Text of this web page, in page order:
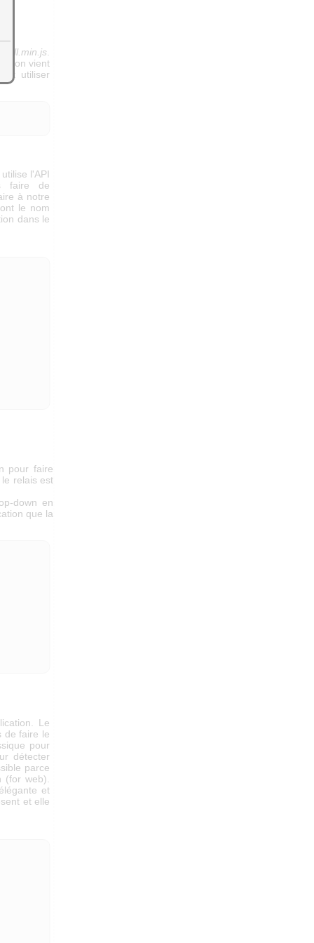
full.min.js
l'on vient
utiliser
l'API
faire de
à notre
le nom
dans le
pour faire
relais est
down en
que la
Le
de faire le
pour
détecter
parce
(for web).
et
et elle